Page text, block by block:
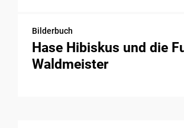
Bilderbuch
Hase Hibiskus und die
Waldmeister